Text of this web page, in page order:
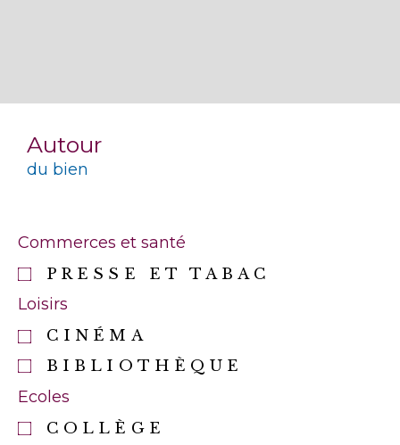
Autour
du bien
Commerces et santé
PRESSE ET TABAC
Loisirs
CINÉMA
BIBLIOTHÈQUE
Ecoles
COLLÈGE